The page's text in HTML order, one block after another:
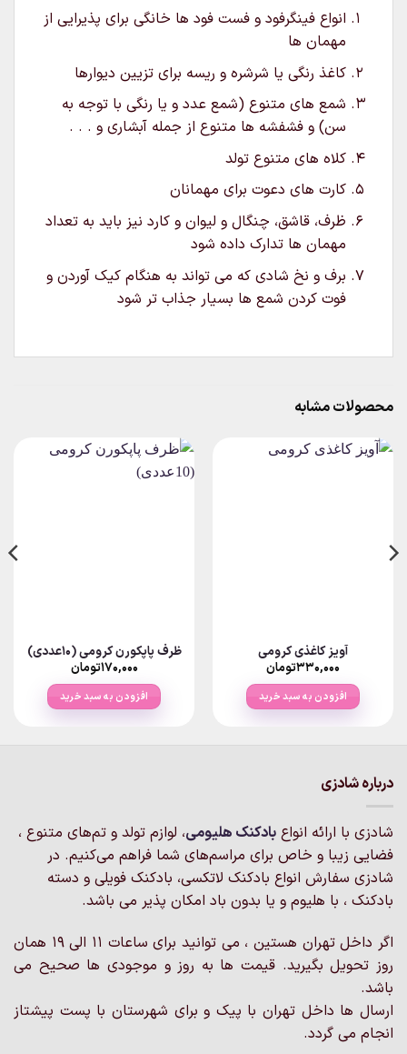
انواع فینگرفود و فست فود ها خانگی برای پذیرایی از
مهمان ها
کاغذ رنگی یا شرشره و ریسه برای تزیین دیوارها
شمع های متنوع (شمع عدد و یا رنگی با توجه به
سن) و فشفشه ها متنوع از جمله آبشاری و . . .
کلاه های متنوع تولد
کارت های دعوت برای مهمانان
ظرف، قاشق، چنگال و لیوان و کارد نیز باید به تعداد
مهمان ها تدارک داده شود
برف و نخ شادی که می تواند به هنگام کیک آوردن و
فوت کردن شمع ها بسیار جذاب تر شود
محصولات مشابه
آویز کاغذی کرومی
۳۳۰,۰۰۰تومان
افزودن به سبد خرید
ظرف پاپکورن کرومی (10عددی)
۱۷۰,۰۰۰تومان
افزودن به سبد خرید
درباره شادزی
شادزی با ارائه انواع بادکنک‌ هلیومی، لوازم تولد و تم‌های متنوع ،
فضایی زیبا و خاص برای مراسم‌های شما فراهم می‌کنیم. در
شادزی سفارش انواع بادکنک لاتکسی، بادکنک فویلی و دسته
بادکنک ، با هلیوم و یا بدون باد امکان پذیر می باشد.
اگر داخل تهران هستین ، می توانید برای ساعات 11 الی 19 همان
روز تحویل بگیرید. قیمت ها به روز و موجودی ها صحیح می
باشد.
ارسال ها داخل تهران با پیک و برای شهرستان با پست پیشتاز
انجام می گردد.